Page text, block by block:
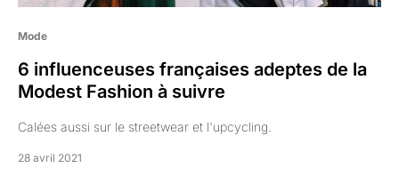
Mode
6 influenceuses françaises adeptes de la
Modest Fashion à suivre
Calées aussi sur le streetwear et l'upcycling.
28 avril 2021